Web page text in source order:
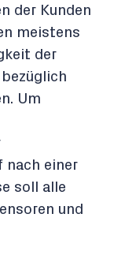
der Kunden
meistens
der
Um
nach einer
soll alle
und